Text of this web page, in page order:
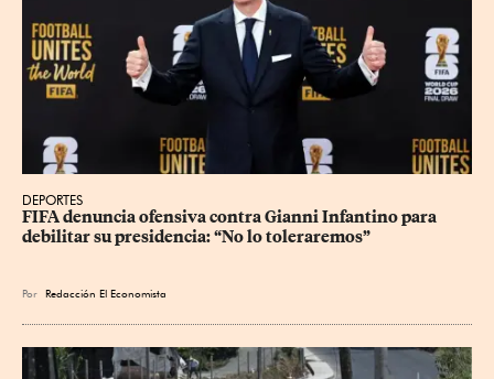
DEPORTES
FIFA denuncia ofensiva contra Gianni Infantino para
debilitar su presidencia: “No lo toleraremos”
Por Redacción El Economista